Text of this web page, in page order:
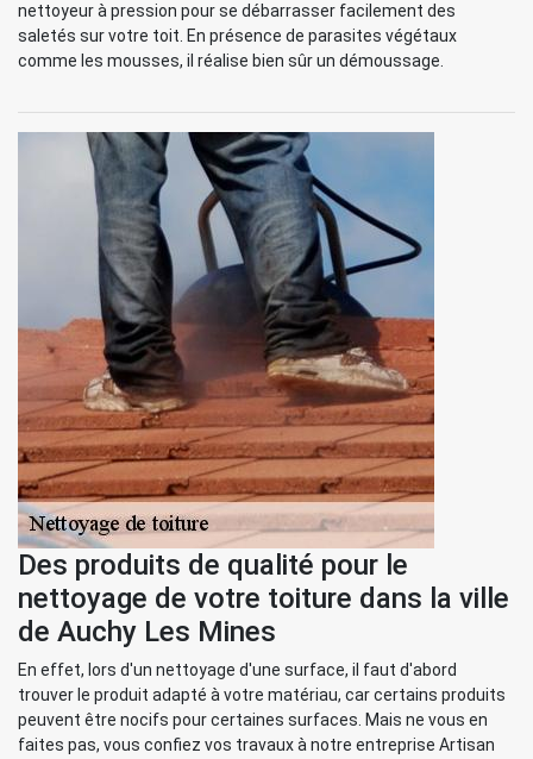
nettoyeur à pression pour se débarrasser facilement des
saletés sur votre toit. En présence de parasites végétaux
comme les mousses, il réalise bien sûr un démoussage.
Des produits de qualité pour le
nettoyage de votre toiture dans la ville
de Auchy Les Mines
En effet, lors d'un nettoyage d'une surface, il faut d'abord
trouver le produit adapté à votre matériau, car certains produits
peuvent être nocifs pour certaines surfaces. Mais ne vous en
faites pas, vous confiez vos travaux à notre entreprise Artisan